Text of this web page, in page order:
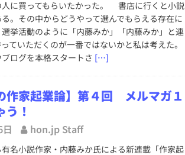
人に買ってもらいたかった。 書店に行くと小説
。その中からどうやって選んでもらえる存在に
挙活動のように「内藤みか」「内藤みか」と連
ていただくのが一番ではないかと私は考えた。
ログを本格スタートさ […]
作家起業論】第４回 メルマガ１
！
hon.jp Staff
名小説作家・内藤みか氏による新連載「作家起